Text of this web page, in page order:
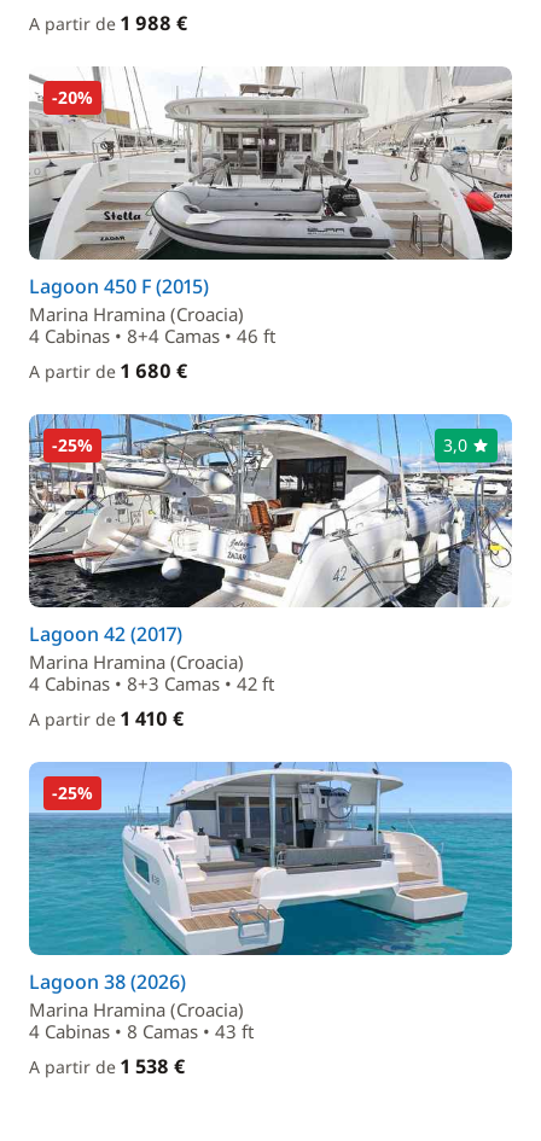
A partir de 1 988 €
-20%
Lagoon 450 F (2015)
Marina Hramina (Croacia)
4 Cabinas • 8+4 Camas • 46 ft
A partir de 1 680 €
-25% 3,0
Lagoon 42 (2017)
Marina Hramina (Croacia)
4 Cabinas • 8+3 Camas • 42 ft
A partir de 1 410 €
-25%
Lagoon 38 (2026)
Marina Hramina (Croacia)
4 Cabinas • 8 Camas • 43 ft
A partir de 1 538 €